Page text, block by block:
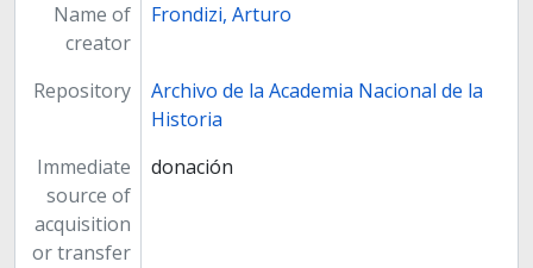
Name of
creator
Frondizi, Arturo
Repository
Archivo de la Academia Nacional de la
Historia
Immediate
source of
acquisition
or transfer
donación